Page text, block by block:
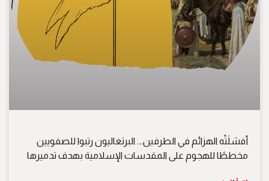
أفشلَتْه الهزائم في الطرفين…. البرتغاليون رتبوا للصفويين
مخططًا للهجوم على المقدسات الإسلامية بهدف تدميرها